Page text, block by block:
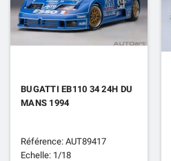
BUGATTI EB110 34 24H DU
MANS 1994
Référence: AUT89417
Echelle: 1/18